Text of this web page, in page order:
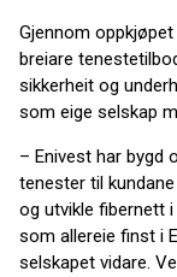
Gjennom
breiare
sikkerheit og
som eige selskap
– Enivest har bygd
tenester til
og utvikle fibernett
som allereie finst i
selskapet vidare.